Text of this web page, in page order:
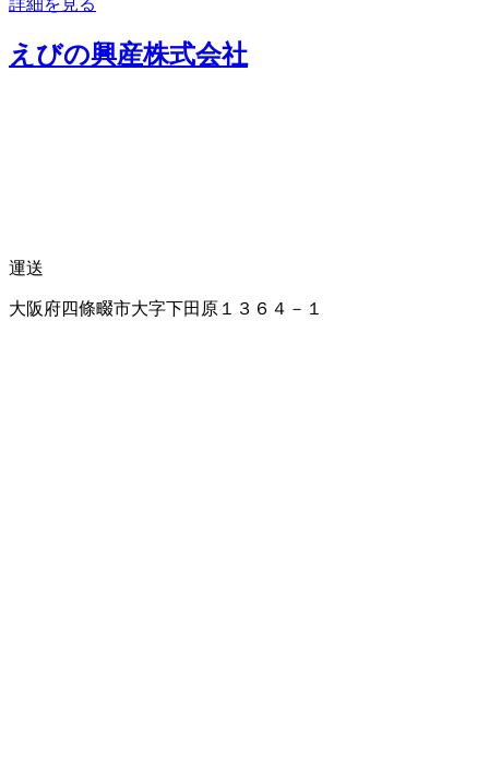
えびの興産株式会社
運送
大阪府四條畷市大字下田原１３６４－１